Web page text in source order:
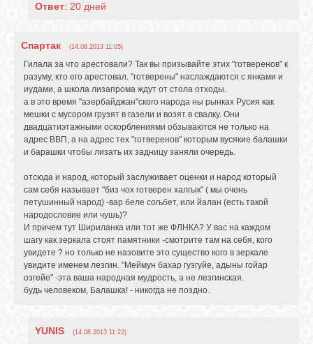
Ответ: 20 дней
Спартак (14.08.2013 11:05)
Гилала за что арестовали? Так вы призывайте этих "готверенов" к
разуму, кто его арестовал. "готверены" наслаждаются с янками и
иудами, а школа лизапрома ждут от стола отходы.
а в это время "азербайджан"ского народа ны рынках Русия как
мешки с мусором грузят в газели и возят в свалку. Они
двадцатиэтажными оскорблениями обзываются не только на
адрес ВВП, а на адрес тех "готверенов" которым вусякие балашки
и барашки чтобы лизать их задницу заняли очередь.
отсюда и народ, который заслуживает оценки и народ который
сам себя называет "биз чох готверен халгык" ( мы очень
петушинный народ) -вар беле согьбет, или йалан (есть такой
народословие или чушь)?
И причем тут Шириланка или тот же ФЛНКА? У вас на каждом
шагу как зеркала стоят памятники -смотрите там на себя, кого
увидете ? но только не назовите это существо кого в зеркале
увидите именем лезгин. "Меймун бахар гузгуйе, адыны гойар
озгейе" -эта ваша народная мудрость, а не лезгинская.
будь человеком, Балашка! - никогда не поздно.
YUNIS (14.08.2013 11:22)